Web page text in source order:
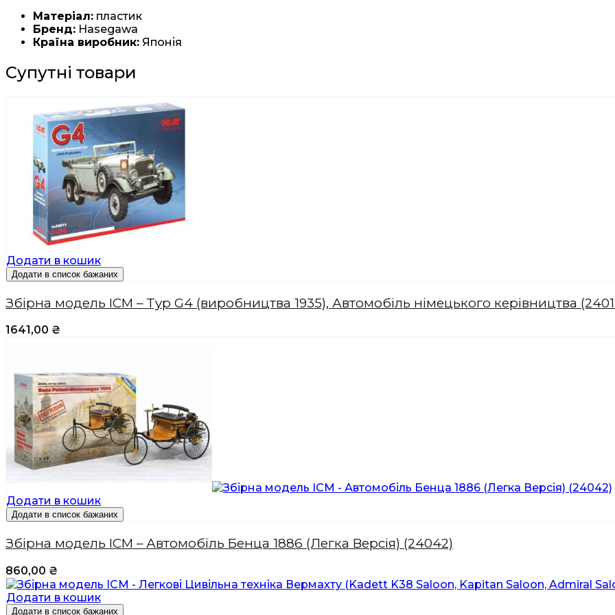
Матеріал: пластик
Бренд: Hasegawa
Країна виробник: Японія
Супутні товари
Додати в кошик
Додати в список бажаних
Збірна модель ICM – Typ G4 (виробництва 1935), Автомобіль німецького керівництва
1641,00 ₴
Додати в кошик
Додати в список бажаних
Збірна модель ICM – Автомобіль Бенца 1886 (Легка Версія) (24042)
860,00 ₴
Додати в кошик
Додати в список бажаних